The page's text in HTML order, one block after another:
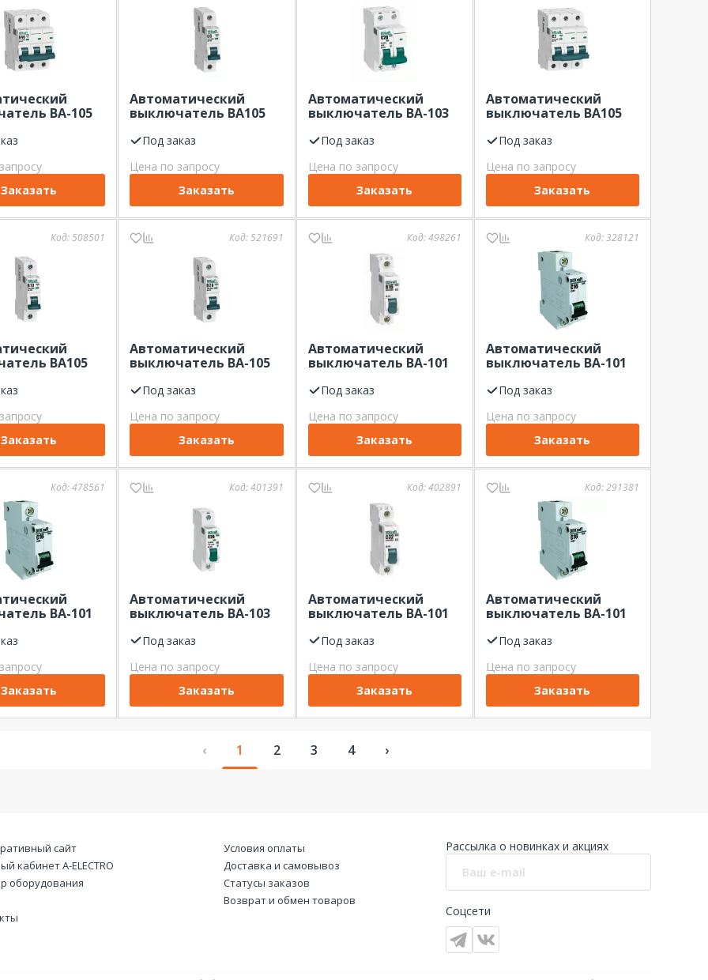
ВА-105
Заказать
Автоматический
выключатель ВА105
Dekraft
Под заказ
Цена по запросу
Заказать
Автоматический
выключатель ВА-103
Dekraft
Под заказ
Цена по запросу
Заказать
Автоматический
выключатель ВА105
DEKraft
Под заказ
Цена по запросу
Заказать
Код:508501
ВА105
Заказать
Код:521691
Автоматический
выключатель ВА-105
Dekraft
Под заказ
Цена по запросу
Заказать
Код:498261
Автоматический
выключатель ВА-101
Dekraft
Под заказ
Цена по запросу
Заказать
Код:328121
Автоматический
выключатель ВА-101
Dekraft
Под заказ
Цена по запросу
Заказать
Код:478561
ВА-101
Заказать
Код:401391
Автоматический
выключатель ВА-103
Dekraft
Под заказ
Цена по запросу
Заказать
Код:402891
Автоматический
выключатель ВА-101
Dekraft
Под заказ
Цена по запросу
Заказать
Код:291381
Автоматический
выключатель ВА-101
Под заказ
Цена по запросу
Заказать
‹ 1 2 3 4 ›
сайт
кабинет А-ELECTRO
оборудования
Условия оплаты
Доставка и самовывоз
Статусы заказов
Возврат и обмен товаров
Рассылка о новинках и акциях
Соцсети